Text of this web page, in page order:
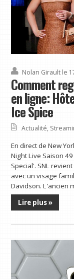
Nolan Girault le
Comment
en ligne:
Ice Spice
Actualité,
En direct de New
Night Live Saison
Special'. SNL
avec un visage
Davidson. L'ancien
Lire plus »